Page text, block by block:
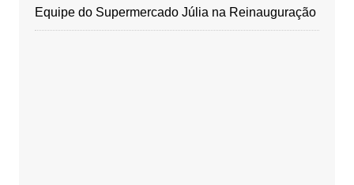
Equipe do Supermercado Júlia na Reinauguração